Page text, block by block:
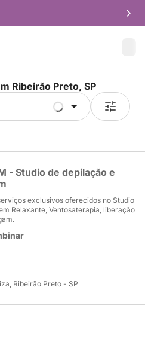
Ribeirão Preto, SP
- Studio de depilação e
exclusivos oferecidos no Studio
Relaxante, Ventosaterapia, liberação
Ribeirão Preto - SP